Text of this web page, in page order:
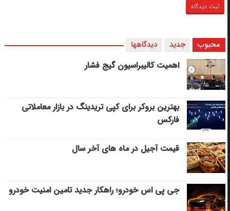
محبوب جدید دیدگاهها
اهمیت کالیبراسیون گیج فشار
بهترین بروکر برای کپی‌ تریدینگ در بازار معاملاتی
فارکس
قیمت آجیل در ماه های آخر سال
جی پی اس خودرو؛ راهکار جدید تامین امنیت خودرو